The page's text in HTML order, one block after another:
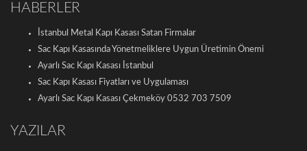
HABERLER
İstanbul Metal Kapı Kasası Satan Firmalar
Sac Kapı Kasasında Yönetmeliklere Uygun Üretimin Önemi
Ayarlı Sac Kapı Kasası İstanbul
Sac Kapı Kasası Fiyatları ve Uygulaması
Ayarlı Sac Kapı Kasası Çekmeköy 0532 703 7509
YAZILAR